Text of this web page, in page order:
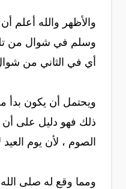
والأظهر والله أعلم
وسلم في شوال من تلك
أي في الثاني من
ويحتمل أن يكون بدأ
ذلك فهو دليل على أن
الصوم ، لأن يوم
ومما وقع له صلى